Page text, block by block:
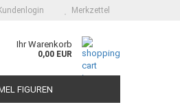
Merkzettel
Ihr Warenkorb
0,00 EUR
FIGUREN